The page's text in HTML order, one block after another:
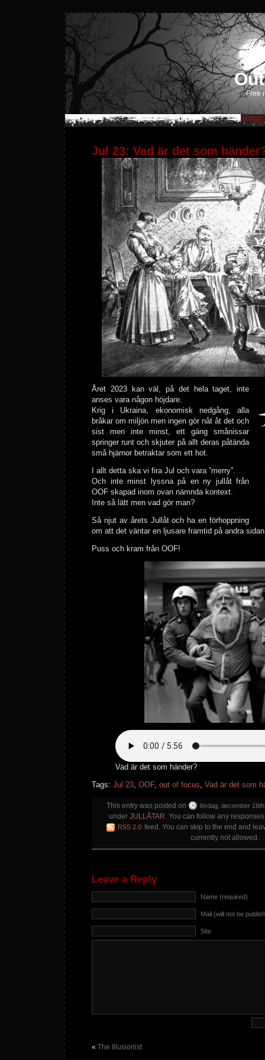
Free
fredag,
Jul 23: Vad är det som
Året 2023 kan väl, på det hela taget, inte
anses vara någon höjdare.
Krig i Ukraina, ekonomisk nedgång, alla
bråkar om miljön men ingen gör nåt åt det och
sist men inte minst, ett gäng smånissar
springer runt och skjuter på allt deras påtända
små hjärnor betraktar som ett hot.
I allt detta ska vi fira Jul och vara ”merry”.
Och inte minst lyssna på en ny jullåt från
OOF skapad inom ovan nämnda kontext.
Inte så lätt men vad gör man?
Så njut av årets Jullåt och ha en förhoppning
om att det väntar en ljusare framtid på andra
Puss och kram från OOF!
Vad är det som händer?
Tags: Jul 23, OOF, out of focus, Vad är det som
This entry was posted on lördag, december
under JULLÅTAR. You can follow any
RSS 2.0 feed. You can skip to the end and
currently not allowed.
Leave a Reply
Name (required)
Mail (will not be
Site
« The Illusionist